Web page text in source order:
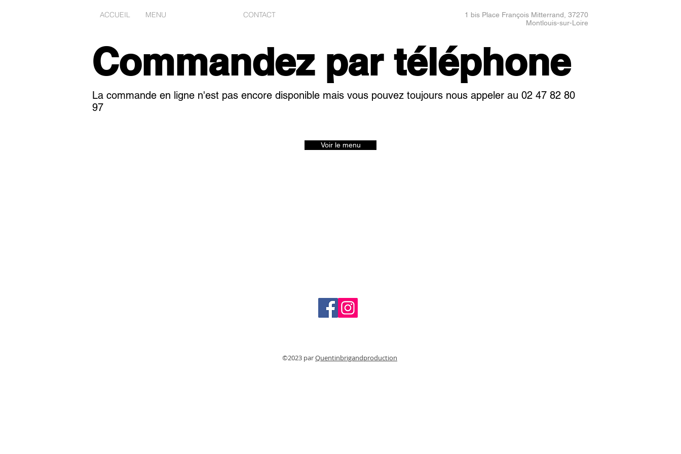
ACCUEIL MENU CONTACT
1 bis Place François Mitterrand, 37270
Montlouis-sur-Loire
Commandez par téléphone
La commande en ligne n'est pas encore disponible mais vous pouvez toujours nous appeler au 02 47 82 80
97
Voir le menu
©2023 parQuentinbrigandproduction